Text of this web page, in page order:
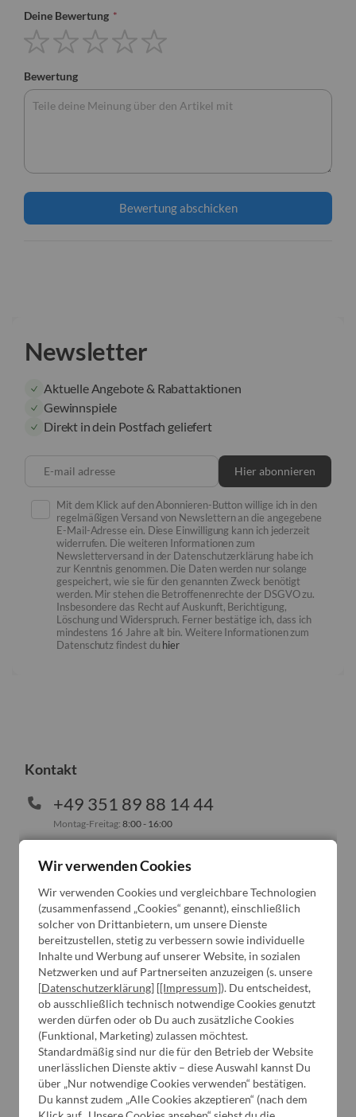
Deine Bewertung
Bewertung
Bewertung abschicken
Newsletter
Aktuelle Angebote & Rabattaktionen
Gewinnspiele
Direkt in dein Postfach geliefert
E-mail adresse Hier abonnieren
Mit dem Klick auf den Abonnieren-Button willige ich in den
regelmäßigen Versand von Newslettern an die angegebene
E-Mail-Adresse ein. Diese Einwilligung kann ich jederzeit
widerrufen. Die weiteren Informationen zum
Newsletterversand in der Datenschutzerklärung habe ich
zur Kenntnis genommen. Die Daten werden nur solange
gespeichert, wie sie für den genannten Zweck benötigt
werden. Mir stehen die Betroffenenrechte der DSGVO zu.
Insbesondere das Recht auf Auskunft, Berichtigung,
Löschung und Widerspruch. Ferner bestätige ich, dass ich
mindestens 16 Jahre alt bin. Weitere Informationen zum
Datenschutz findest du hier
Kontakt
+49 351 89 88 14 44
Montag-Freitag: 8:00 - 16:00
WhatsApp Chat
info@x-kom.de
Bestellung
Informationen
Dein Konto
x-kom
Wir verwenden Cookies
Wir verwenden Cookies und vergleichbare Technologien
(zusammenfassend „Cookies“ genannt), einschließlich
solcher von Drittanbietern, um unsere Dienste
bereitzustellen, stetig zu verbessern sowie individuelle
Inhalte und Werbung auf unserer Website, in sozialen
Netzwerken und auf Partnerseiten anzuzeigen (s. unsere
[Datenschutzerklärung] [[Impressum]). Du entscheidest,
ob ausschließlich technisch notwendige Cookies genutzt
werden dürfen oder ob Du auch zusätzliche Cookies
(Funktional, Marketing) zulassen möchtest.
Standardmäßig sind nur die für den Betrieb der Website
unerlässlichen Dienste aktiv – diese Auswahl kannst Du
über „Nur notwendige Cookies verwenden“ bestätigen.
Du kannst zudem „Alle Cookies akzeptieren“ (nach dem